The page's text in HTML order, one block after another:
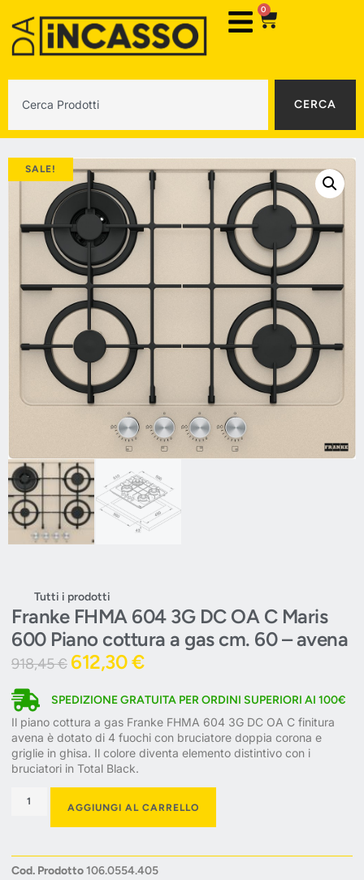
0
CERCA
SALE!
Tutti i prodotti
Franke FHMA 604 3G DC OA C Maris
600 Piano cottura a gas cm. 60 – avena
918,45€ 612,30€
SPEDIZIONE GRATUITA PER ORDINI SUPERIORI AI 100€
Il piano cottura a gas Franke FHMA 604 3G DC OA C finitura
avena è dotato di 4 fuochi con bruciatore doppia corona e
griglie in ghisa. Il colore diventa elemento distintivo con i
bruciatori in Total Black.
AGGIUNGI AL CARRELLO
Cod. Prodotto106.0554.405